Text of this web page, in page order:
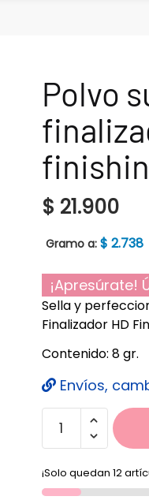
Polvo
$ 21.900
Gramo a: $ 2.738
¡Apresúrate!
Sella y
Finalizador HD
Contenido: 8 gr.
Envíos,
¡Solo quedan 12